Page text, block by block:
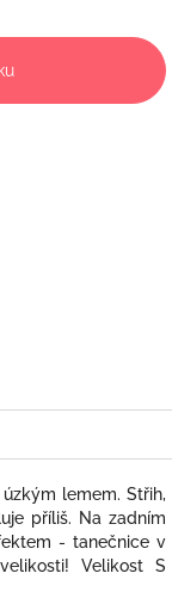
lemem. Střih,
příliš. Na zadním
- tanečnice v
Velikost S